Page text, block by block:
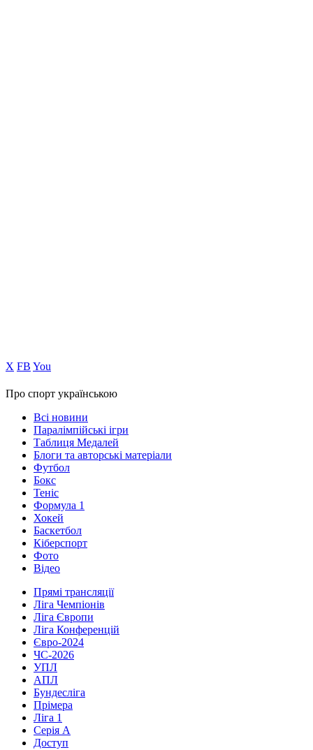
Х FB You
Про спорт українською
Всі новини
Паралімпійські ігри
Таблиця Медалей
Блоги та авторські матеріали
Футбол
Бокс
Теніс
Формула 1
Хокей
Баскетбол
Кіберспорт
Фото
Відео
Прямі трансляції
Ліга Чемпіонів
Ліга Європи
Ліга Конференцій
Євро-2024
ЧС-2026
УПЛ
АПЛ
Бундесліга
Прімера
Ліга 1
Серія А
Доступ